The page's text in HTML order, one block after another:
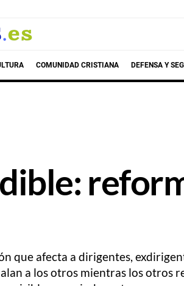
COMUNIDAD CRISTIANA DEFENSA Y
que afecta a dirigentes,
a los otros mientras los otros